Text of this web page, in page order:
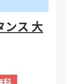
ンス 大
料